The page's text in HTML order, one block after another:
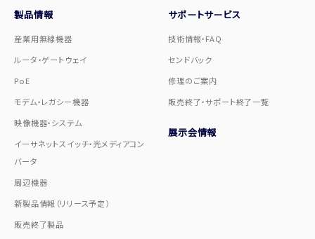
製品情報
産業用無線機器
ルータ・ゲートウェイ
PoE
モデム・レガシー機器
映像機器・システム
イーサネットスイッチ・光メディアコン
バータ
周辺機器
新製品情報（リリース予定）
販売終了製品
サポートサービス
技術情報・FAQ
センドバック
修理のご案内
販売終了・サポート終了一覧
展示会情報